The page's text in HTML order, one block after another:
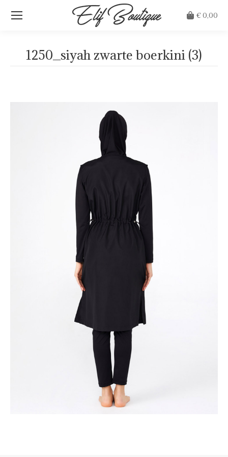
€0,00
1250_siyah zwarte boerkini (3)